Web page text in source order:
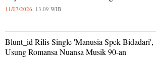
11/07/2026, 13:09 WIB
Blunt_id Rilis Single 'Manusia Spek Bidadari',
Usung Romansa Nuansa Musik 90-an